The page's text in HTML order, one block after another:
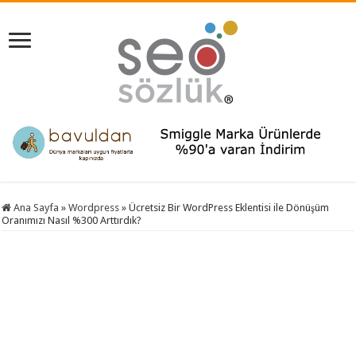
Ana Sayfa » Wordpress » Ücretsiz Bir WordPress Eklentisi ile Dönüşüm
Oranımızı Nasıl %300 Arttırdık?